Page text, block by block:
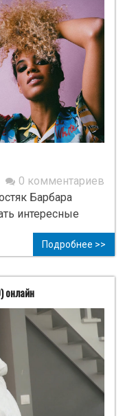
0 комментариев
Барбара
интересные
Подробнее >>
онлайн